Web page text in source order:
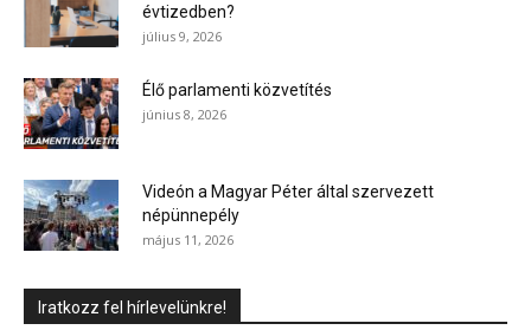
évtizedben?
július 9, 2026
Élő parlamenti közvetítés
június 8, 2026
Videón a Magyar Péter által szervezett
népünnepély
május 11, 2026
Iratkozz fel hírlevelünkre!